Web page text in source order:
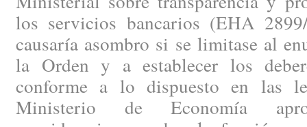
los servicios bancarios (EHA
causaría asombro si se limitase al
la Orden y a establecer los
conforme a lo dispuesto en las
Ministerio de Economía